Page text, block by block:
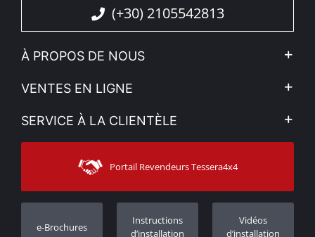
(+30) 2105542813
À PROPOS DE NOUS
L'entreprise
Voir nos actualités
Sitemap
VENTES EN LIGNE
Mon compte
Moyens d’expédition
SERVICE À LA CLIENTÈLE
Contacter
Assistance aux clients
Suivi des commandes
Concessionnaires
Portail Revendeurs Tessera4x4
e-Brochures
Instructions
d’installation
Vidéos
d’installation